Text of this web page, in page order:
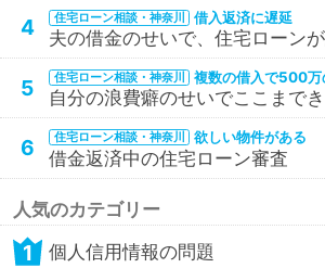
4 住宅ローン相談・神奈川 借入返済に遅延
夫の借金のせいで、住宅ローン
5 住宅ローン相談・神奈川 複数の借入で500万
自分の浪費癖のせいでここまで
6 住宅ローン相談・神奈川 欲しい物件がある
借金返済中の住宅ローン審査
人気のカテゴリー
1 個人信用情報の問題